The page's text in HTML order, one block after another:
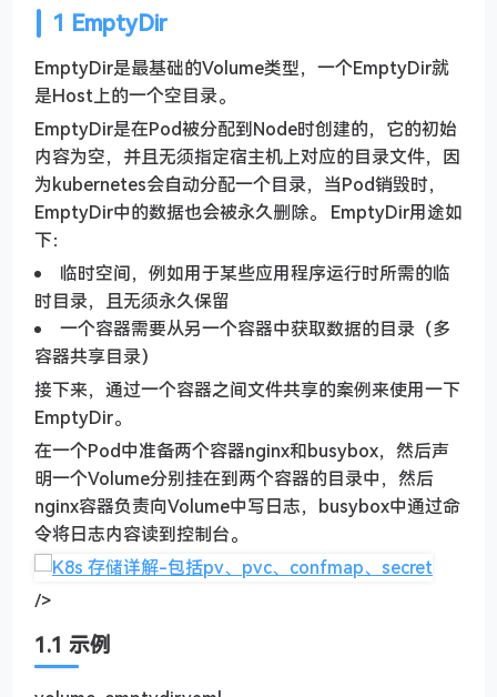
1 EmptyDir
EmptyDir是最基础的Volume类型，一个EmptyDir就
是Host上的一个空目录。
EmptyDir是在Pod被分配到Node时创建的，它的初始
内容为空，并且无须指定宿主机上对应的目录文件，因
为kubernetes会自动分配一个目录，当Pod销毁时，
EmptyDir中的数据也会被永久删除。 EmptyDir用途如
下：
临时空间，例如用于某些应用程序运行时所需的临
时目录，且无须永久保留
一个容器需要从另一个容器中获取数据的目录（多
容器共享目录）
接下来，通过一个容器之间文件共享的案例来使用一下
EmptyDir。
在一个Pod中准备两个容器nginx和busybox，然后声
明一个Volume分别挂在到两个容器的目录中，然后
nginx容器负责向Volume中写日志，busybox中通过命
令将日志内容读到控制台。
/>
1.1 示例